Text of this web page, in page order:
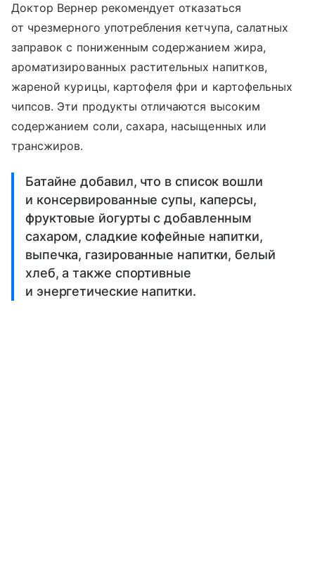
Доктор Вернер рекомендует отказаться
от чрезмерного употребления кетчупа, салатных
заправок с пониженным содержанием жира,
ароматизированных растительных напитков,
жареной курицы, картофеля фри и картофельных
чипсов. Эти продукты отличаются высоким
содержанием соли, сахара, насыщенных или
трансжиров.
Батайне добавил, что в список вошли
и консервированные супы, каперсы,
фруктовые йогурты с добавленным
сахаром, сладкие кофейные напитки,
выпечка, газированные напитки, белый
хлеб, а также спортивные
и энергетические напитки.